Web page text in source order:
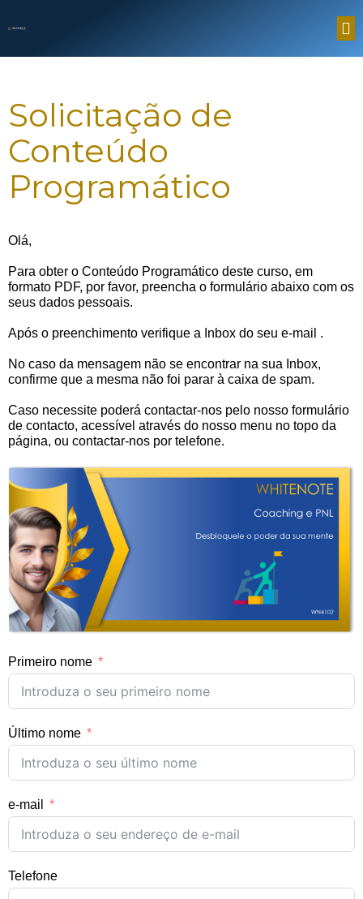
Solicitação de
Conteúdo
Programático
Olá,
Para obter o Conteúdo Programático deste curso, em
formato PDF, por favor, preencha o formulário abaixo com os
seus dados pessoais.
Após o preenchimento verifique a Inbox do seu e-mail .
No caso da mensagem não se encontrar na sua Inbox,
confirme que a mesma não foi parar à caixa de spam.
Caso necessite poderá contactar-nos pelo nosso formulário
de contacto, acessível através do nosso menu no topo da
página, ou contactar-nos por telefone.
Primeiro nome
Último nome
e-mail
Telefone